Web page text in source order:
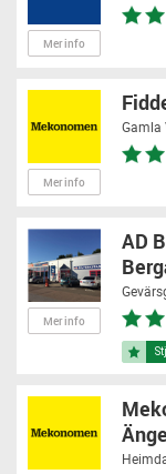
Mer info
Mer info
Gamla
Mer info
AD